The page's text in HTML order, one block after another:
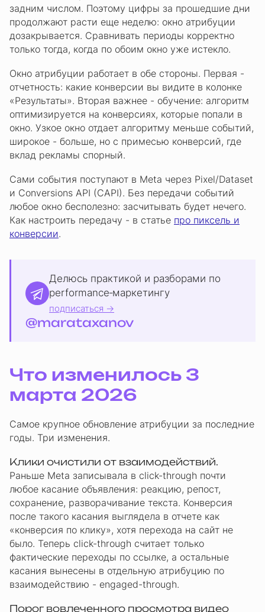
задним числом. Поэтому цифры за прошедшие дни
продолжают расти еще неделю: окно атрибуции
дозакрывается. Сравнивать периоды корректно
только тогда, когда по обоим окно уже истекло.
Окно атрибуции работает в обе стороны. Первая -
отчетность: какие конверсии вы видите в колонке
«Результаты». Вторая важнее - обучение: алгоритм
оптимизируется на конверсиях, которые попали в
окно. Узкое окно отдает алгоритму меньше событий,
широкое - больше, но с примесью конверсий, где
вклад рекламы спорный.
Сами события поступают в Meta через Pixel/Dataset
и Conversions API (CAPI). Без передачи событий
любое окно бесполезно: засчитывать будет нечего.
Как настроить передачу - в статье про пиксель и
конверсии.
Делюсь практикой и разборами по
performance‑маркетингу
подписаться →
@marataxanov
Что изменилось 3
марта 2026
Самое крупное обновление атрибуции за последние
годы. Три изменения.
Клики очистили от взаимодействий.
Раньше Meta записывала в click-through почти
любое касание объявления: реакцию, репост,
сохранение, разворачивание текста. Конверсия
после такого касания выглядела в отчете как
«конверсия по клику», хотя перехода на сайт не
было. Теперь click-through считает только
фактические переходы по ссылке, а остальные
касания вынесены в отдельную атрибуцию по
взаимодействию - engaged-through.
Порог вовлеченного просмотра видео